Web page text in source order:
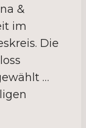
&
im
Die
…